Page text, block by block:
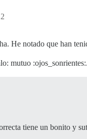
He notado que han
mutuo :ojos_sonrientes:.
tiene un bonito y